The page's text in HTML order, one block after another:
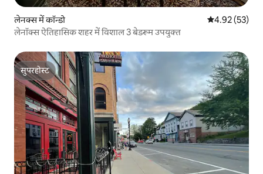
लेनक्स में कॉन्डो औसत रेटिंग 5 में
4.92 (53)
लेनॉक्स ऐतिहासिक शहर में विशाल 3 बेडरूम उपयुक्त
सुपरहोस्ट
सुपरहोस्ट